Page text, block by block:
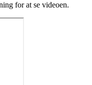
for at se videoen.